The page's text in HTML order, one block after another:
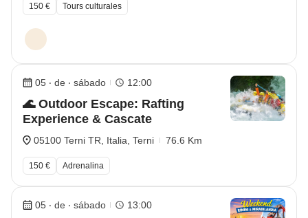
150 € Tours culturales
05 ‧ de ‧ sábado 12:00
🌊 Outdoor Escape: Rafting
Experience & Cascate
05100 Terni TR, Italia, Terni 76.6 Km
150 € Adrenalina
05 ‧ de ‧ sábado 13:00